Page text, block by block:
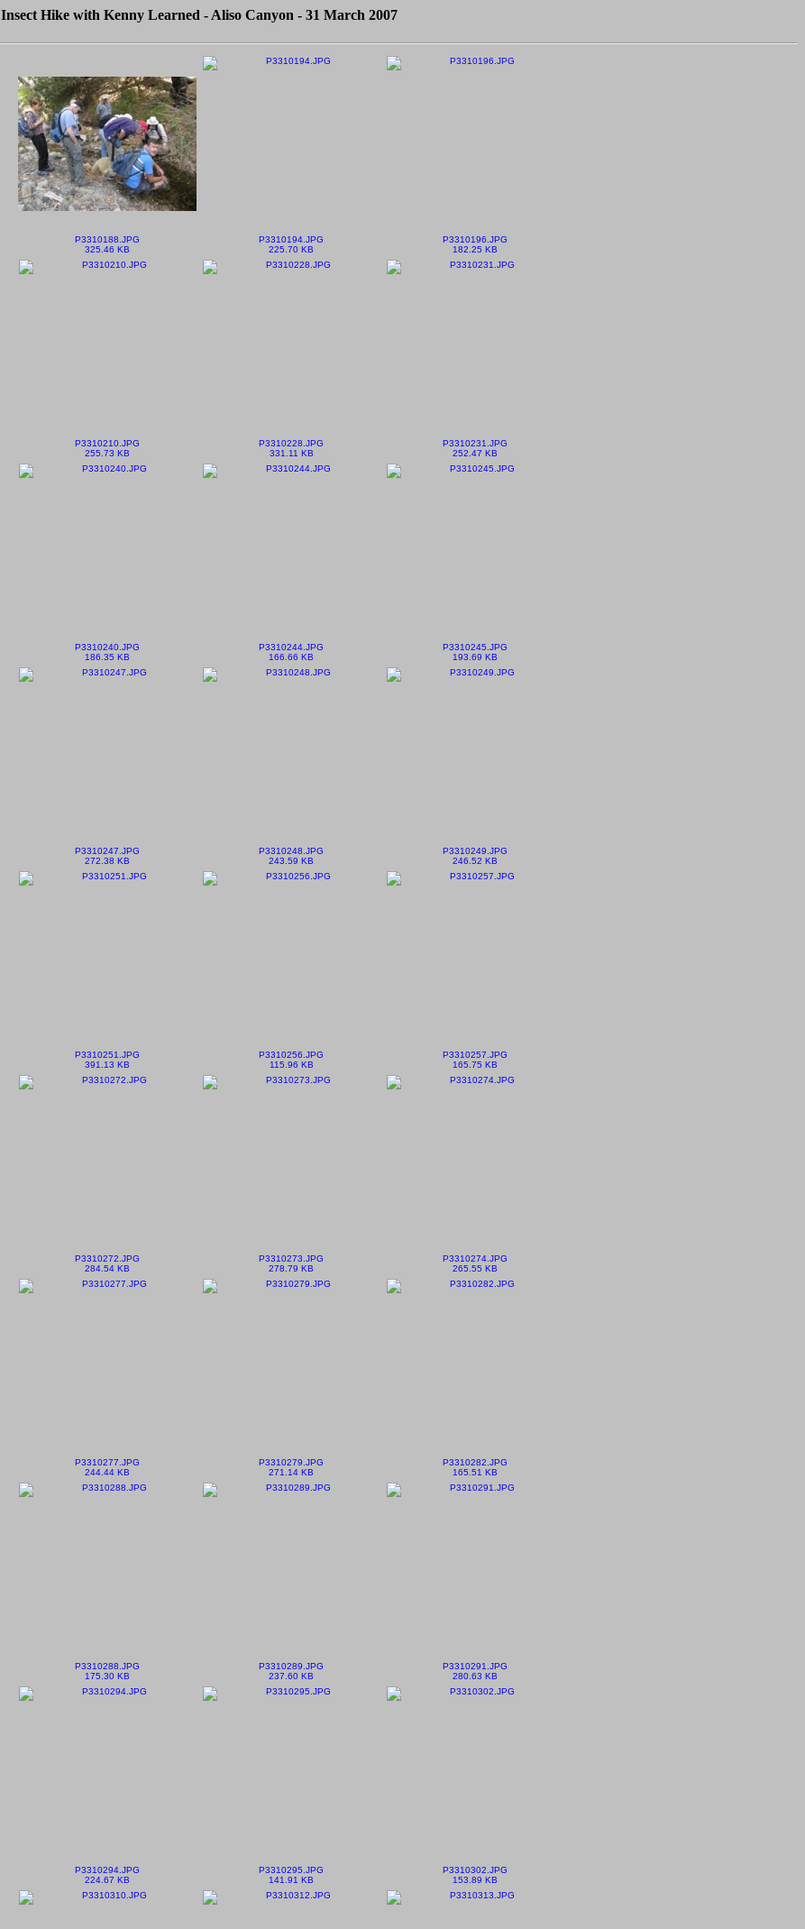
Insect Hike with Kenny Learned - Aliso Canyon - 31 March 2007
P3310188.JPG
325.46 KB
P3310194.JPG
225.70 KB
P3310196.JPG
182.25 KB
P3310210.JPG
255.73 KB
P3310228.JPG
331.11 KB
P3310231.JPG
252.47 KB
P3310240.JPG
186.35 KB
P3310244.JPG
166.66 KB
P3310245.JPG
193.69 KB
P3310247.JPG
272.38 KB
P3310248.JPG
243.59 KB
P3310249.JPG
246.52 KB
P3310251.JPG
391.13 KB
P3310256.JPG
115.96 KB
P3310257.JPG
165.75 KB
P3310272.JPG
284.54 KB
P3310273.JPG
278.79 KB
P3310274.JPG
265.55 KB
P3310277.JPG
244.44 KB
P3310279.JPG
271.14 KB
P3310282.JPG
165.51 KB
P3310288.JPG
175.30 KB
P3310289.JPG
237.60 KB
P3310291.JPG
280.63 KB
P3310294.JPG
224.67 KB
P3310295.JPG
141.91 KB
P3310302.JPG
153.89 KB